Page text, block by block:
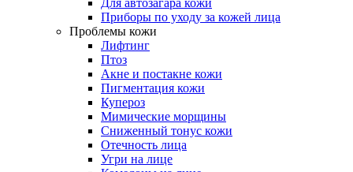
Для автозагара кожи
Приборы по уходу за кожей лица
Проблемы кожи
Лифтинг
Птоз
Акне и постакне кожи
Пигментация кожи
Купероз
Мимические морщины
Сниженный тонус кожи
Отечность лица
Угри на лице